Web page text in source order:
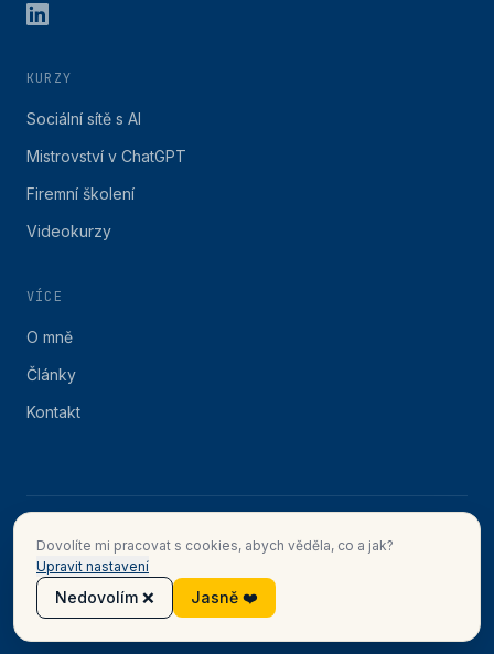
KURZY
Sociální sítě s AI
Mistrovství v ChatGPT
Firemní školení
Videokurzy
VÍCE
O mně
Články
Kontakt
©2026Eliška Vyhnánková · Jak na AI
Zásady ochrany osobních údajů Obchodní podmínky
Cookies
Spravovat cookiesIČO: 73689009
Dovolíte mi pracovat s cookies, abych věděla, co a jak?
Upravit nastavení
Nedovolím ❌ Jasně ❤️